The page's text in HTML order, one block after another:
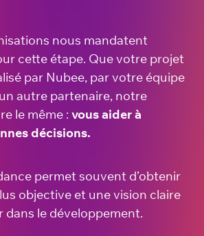
nous mandatent
cette étape. Que votre projet
par Nubee, par votre équipe
autre partenaire, notre
le même : vous aider à
décisions.
permet souvent d’obtenir
objective et une vision claire
dans le développement.